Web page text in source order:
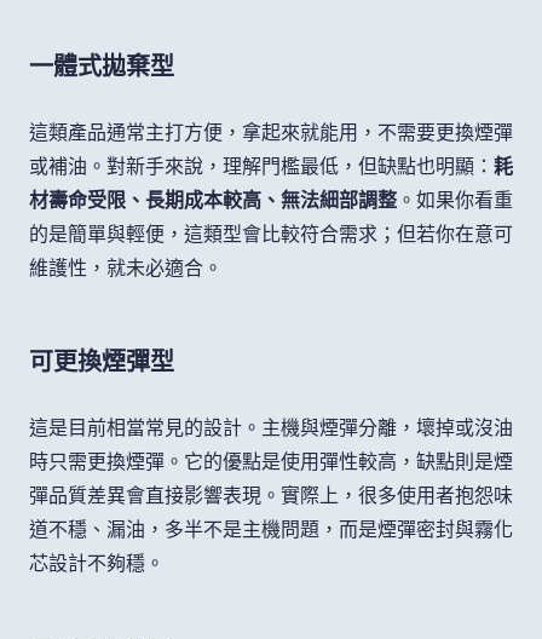
一體式拋棄型
這類產品通常主打方便，拿起來就能用，不需要更換煙彈
或補油。對新手來說，理解門檻最低，但缺點也明顯： 耗
材壽命受限、長期成本較高、無法細部調整 。如果你看重
的是簡單與輕便，這類型會比較符合需求；但若你在意可
維護性，就未必適合。
可更換煙彈型
這是目前相當常見的設計。主機與煙彈分離，壞掉或沒油
時只需更換煙彈。它的優點是使用彈性較高，缺點則是煙
彈品質差異會直接影響表現。實際上，很多使用者抱怨味
道不穩、漏油，多半不是主機問題，而是煙彈密封與霧化
芯設計不夠穩。